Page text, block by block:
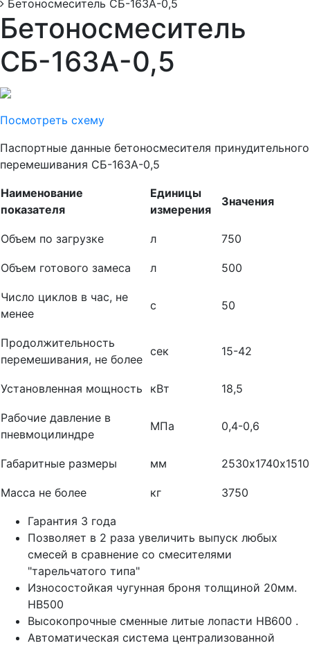
Бетоносмеситель СБ-163А-0,5
Бетоносмеситель
СБ-163А-0,5
Посмотреть схему
Паспортные данные бетоносмесителя принудительного
перемешивания СБ-163А-0,5
Наименование
показателя
Единицы
измерения
Значения
Объем по загрузке л 750
Объем готового замеса л 500
Число циклов в час, не
менее
с 50
Продолжительность
перемешивания, не более
сек 15-42
Установленная мощность кВт 18,5
Рабочие давление в
пневмоцилиндре
МПа 0,4-0,6
Габаритные размеры мм 2530х1740х1510
Масса не более кг 3750
Гарантия 3 года
Позволяет в 2 раза увеличить выпуск любых
смесей в сравнение со смесителями
"тарельчатого типа"
Износостойкая чугунная броня толщиной 20мм.
HB500
Высокопрочные сменные литые лопасти HB600 .
Автоматическая система централизованной